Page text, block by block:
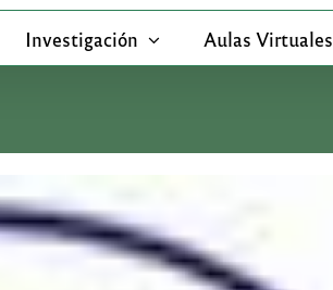
Investigación Aulas Virtuales